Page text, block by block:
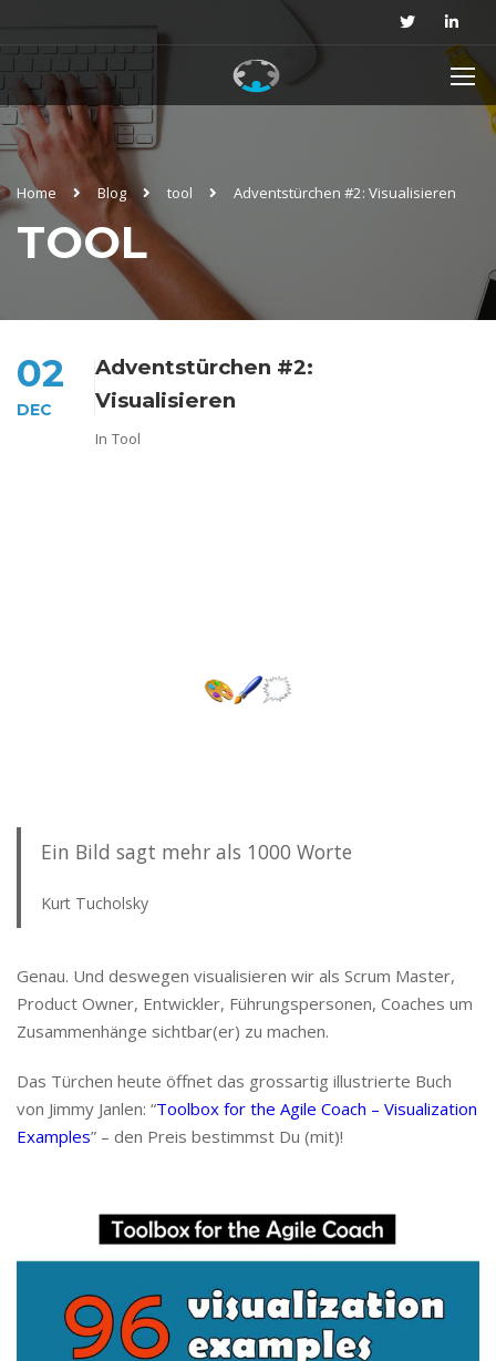
Home Blog tool Adventstürchen #2: Visualisieren
TOOL
02
DEC
Adventstürchen #2:
Visualisieren
In Tool
Ein Bild sagt mehr als 1000 Worte
Kurt Tucholsky
Genau. Und deswegen visualisieren wir als Scrum Master,
Product Owner, Entwickler, Führungspersonen, Coaches um
Zusammenhänge sichtbar(er) zu machen.
Das Türchen heute öffnet das grossartig illustrierte Buch
von Jimmy Janlen: “Toolbox for the Agile Coach – Visualization
Examples” – den Preis bestimmst Du (mit)!